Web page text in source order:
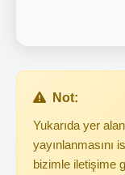
Not:
Yukarıda yer
yayınlanmasını
bizimle iletişime